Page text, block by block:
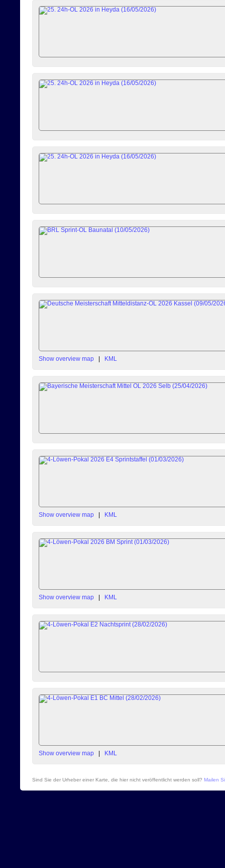
Show overview map | KML
Show overview map | KML
Show overview map | KML
Show overview map | KML
Sind Sie der Urheber einer Karte, die hier nicht veröffentlicht werden soll? Mailen